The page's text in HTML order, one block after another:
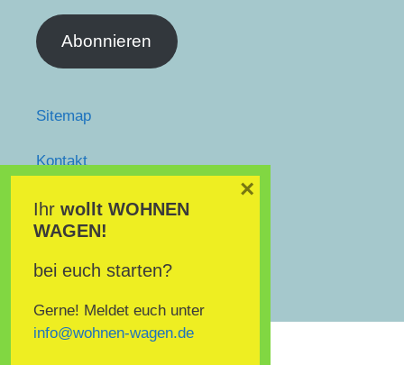
Abonnieren
Sitemap
Kontakt
twitter
Datenschutz
Ihr wollt WOHNEN
WAGEN!
bei euch starten?
Gerne! Meldet euch unter
info@wohnen-wagen.de
×